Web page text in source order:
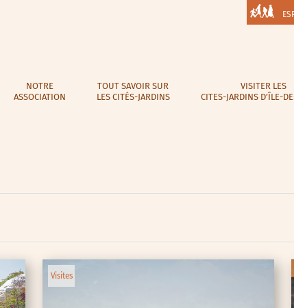
NOTRE
ASSOCIATION
TOUT SAVOIR SUR
LES CITÉS-JARDINS
VISITER LES
CITES-JARDINS D’ÎLE-
Visites